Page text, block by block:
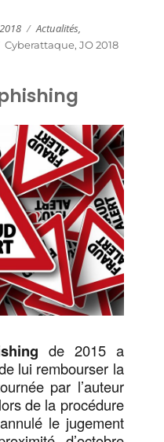
Catégories
Actualités,
Étiquettes
Cyberattaque,JO 2018
de 2015 a
lui rembourser la
par l’auteur
de la procédure
le jugement